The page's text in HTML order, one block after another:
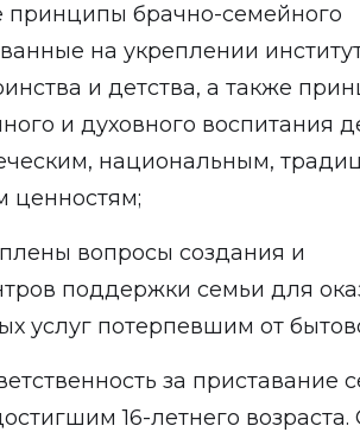
брачно-семейного
на укреплении
и детства, а также
и духовного воспитания
национальным,
ценностям;
вопросы создания и
поддержки семьи для
услуг потерпевшим от
за приставание
16-летнего